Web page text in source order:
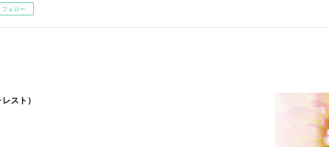
フォロー
スト）